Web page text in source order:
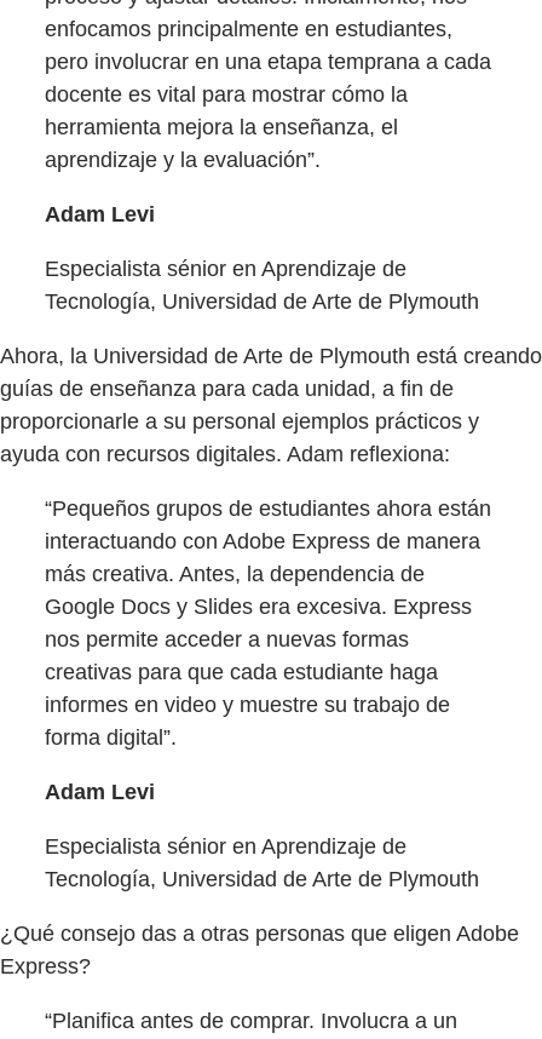
enfocamos principalmente en estudiantes,
pero involucrar en una etapa temprana a cada
docente es vital para mostrar cómo la
herramienta mejora la enseñanza, el
aprendizaje y la evaluación”.
Adam Levi
Especialista sénior en Aprendizaje de
Tecnología, Universidad de Arte de Plymouth
Ahora, la Universidad de Arte de Plymouth está creando
guías de enseñanza para cada unidad, a fin de
proporcionarle a su personal ejemplos prácticos y
ayuda con recursos digitales. Adam reflexiona:
“Pequeños grupos de estudiantes ahora están
interactuando con Adobe Express de manera
más creativa. Antes, la dependencia de
Google Docs y Slides era excesiva. Express
nos permite acceder a nuevas formas
creativas para que cada estudiante haga
informes en video y muestre su trabajo de
forma digital”.
Adam Levi
Especialista sénior en Aprendizaje de
Tecnología, Universidad de Arte de Plymouth
¿Qué consejo das a otras personas que eligen Adobe
Express?
“Planifica antes de comprar. Involucra a un